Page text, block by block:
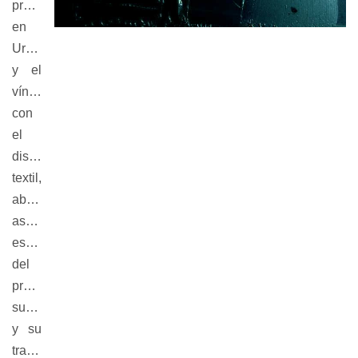
producida
en
Uruguay
y el
vínculo
con
el
diseño
textil,
abarcando
aspectos
esenciales
del
proceso
sustentable
y su
transformación